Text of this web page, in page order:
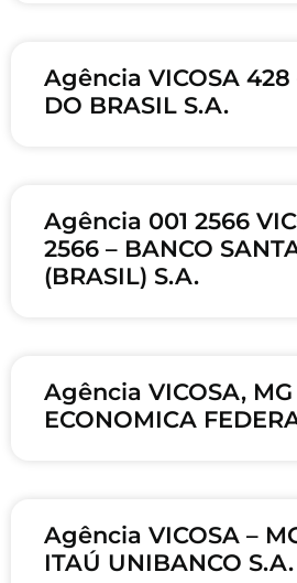
Agência VICOSA 428
DO BRASIL S.A.
Agência 001 2566
2566 – BANCO
(BRASIL) S.A.
Agência VICOSA, MG
ECONOMICA
Agência VICOSA –
ITAÚ UNIBANCO S.A.